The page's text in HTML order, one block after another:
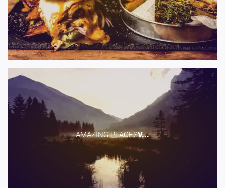
AMAZING PLACES​V...